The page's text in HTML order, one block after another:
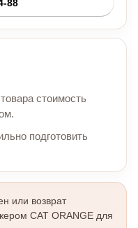
88
стоимость
подготовить
или возврат
CAT ORANGE для